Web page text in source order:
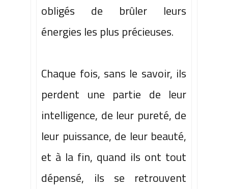
obligés de brûler leurs
énergies les plus précieuses.
Chaque fois, sans le savoir, ils
perdent une partie de leur
intelligence, de leur pureté, de
leur puissance, de leur beauté,
et à la fin, quand ils ont tout
dépensé, ils se retrouvent